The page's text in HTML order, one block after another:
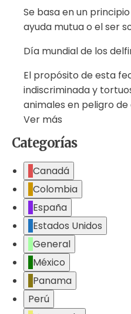
Se basa en un
ayuda mutua o el ser
Día mundial de los
El propósito de esta
indiscriminada y
animales en peligro de
Ver más
Categorías
Canadá
Colombia
España
Estados Unidos
General
México
Panama
Perú